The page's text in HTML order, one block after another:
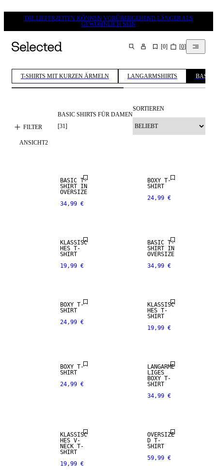
DIE LIEFERZEITEN KÖNNEN VORÜBERGEHEND LÄNGER ALS
GEWÖHNLICH SEIN
SUCHEN [0] [0]
T-SHIRTS MIT KURZEN ÄRMELN LANGARMSHIRTS BASIC
FILTER
BASIC SHIRTS FÜR DAMEN
[31]
SORTIEREN
ANSICHT2
BASIC T-
SHIRT IN
OVERSIZE
34,99 €
BOXY T-
SHIRT
24,99 €
KLASSISC
HES T-
SHIRT
19,99 €
BASIC T-
SHIRT IN
OVERSIZE
34,99 €
BOXY T-
SHIRT
24,99 €
KLASSISC
HES T-
SHIRT
19,99 €
BOXY T-
SHIRT
24,99 €
LANGÄRME
LIGES
BOXY T-
SHIRT
34,99 €
KLASSISC
HES V-
NECK T-
SHIRT
19,99 €
OVERSIZE
D T-
SHIRT
59,99 €